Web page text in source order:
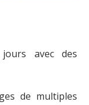
avec des
de multiples